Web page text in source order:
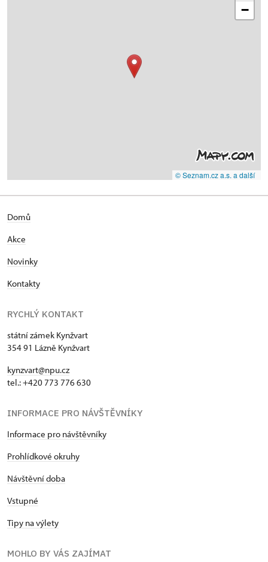
−
© Seznam.cz a.s. a další
Domů
Akce
Novinky
Kontakty
RYCHLÝ KONTAKT
státní zámek Kynžvart
354 91 Lázně Kynžvart
kynzvart@npu.cz
tel.: +420 773 776 630
INFORMACE PRO NÁVŠTĚVNÍKY
Informace pro návštěvníky
Prohlídkové okruhy
Návštěvní doba
Vstupné
Tipy na výlety
MOHLO BY VÁS ZAJÍMAT